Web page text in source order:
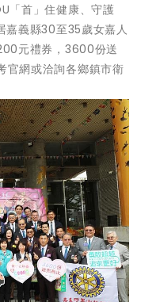
「首」住健康、守護
嘉義縣30至35歲女嘉人
元禮券，3600份送
官網或洽詢各鄉鎮市衛